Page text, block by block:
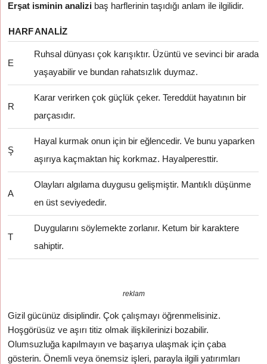
Erşat isminin analizi baş harflerinin taşıdığı anlam ile ilgilidir.
HARFANALIZ
E
Ruhsal dünyası çok karışıktır. Üzüntü ve sevinci bir arada
yaşayabilir ve bundan rahatsızlık duymaz.
R
Karar verirken çok güçlük çeker. Tereddüt hayatının bir
parçasıdır.
Ş
Hayal kurmak onun için bir eğlencedir. Ve bunu yaparken
aşırıya kaçmaktan hiç korkmaz. Hayalperesttir.
A
Olayları algılama duygusu gelişmiştir. Mantıklı düşünme
en üst seviyededir.
T
Duygularını söylemekte zorlanır. Ketum bir karaktere
sahiptir.
reklam
Gizil gücünüz disiplindir. Çok çalışmayı öğrenmelisiniz.
Hoşgörüsüz ve aşırı titiz olmak ilişkilerinizi bozabilir.
Olumsuzluğa kapılmayın ve başarıya ulaşmak için çaba
gösterin. Önemli veya önemsiz işleri, parayla ilgili yatırımları